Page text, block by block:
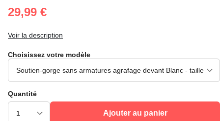
29,99 €
Voir la description
Choisissez votre modèle
Quantité
Ajouter au panier